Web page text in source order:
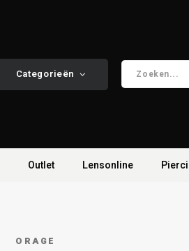
Categorieën
Outlet Lensonline
ORAGE